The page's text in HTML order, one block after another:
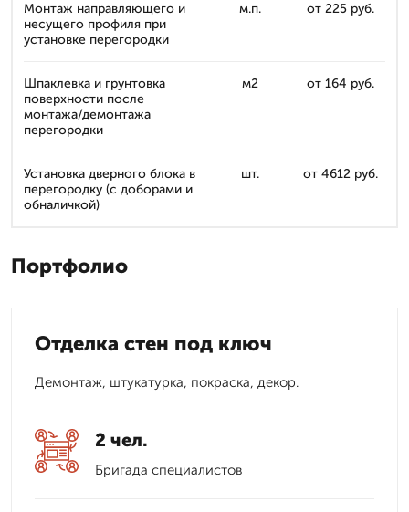
Монтаж направляющего и
несущего профиля при
установке перегородки
м.п. от 225 руб.
Шпаклевка и грунтовка
поверхности после
монтажа/демонтажа
перегородки
м2 от 164 руб.
Установка дверного блока в
перегородку (с доборами и
обналичкой)
шт. от 4612 руб.
Портфолио
Отделка стен под ключ
Демонтаж, штукатурка, покраска, декор.
2 чел.
Бригада специалистов